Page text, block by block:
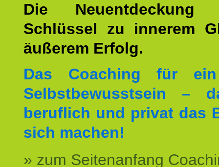
Die
Schlüssel zu innerem
äußerem Erfolg.
Das Coaching für
Selbstbewusstsein –
beruflich und privat das
sich machen!
» zum Seitenanfang